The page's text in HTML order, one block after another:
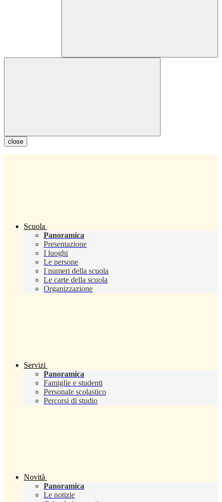
close
Scuola
Panoramica
Presentazione
I luoghi
Le persone
I numeri della scuola
Le carte della scuola
Organizzazione
Servizi
Panoramica
Famiglie e studenti
Personale scolastico
Percorsi di studio
Novità
Panoramica
Le notizie